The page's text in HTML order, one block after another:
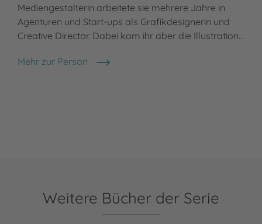
Mediengestalterin arbeitete sie mehrere Jahre in
Agenturen und Start-ups als Grafikdesignerin und
Creative Director. Dabei kam ihr aber die Illustration…
Mehr zur Person
Juliane Zickelbein
Weitere Bücher der Serie